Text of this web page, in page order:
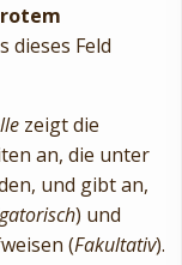
dieses Feld
zeigt die
an, die unter
und gibt an,
) und
(Fakultativ).